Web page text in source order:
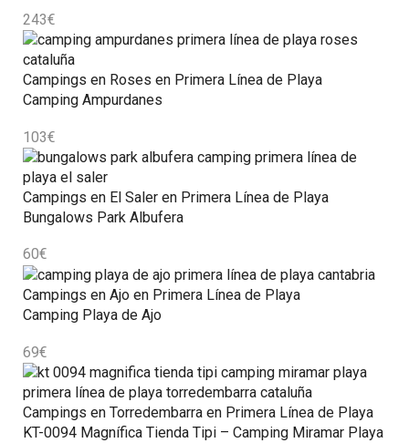
243€
Campings en Roses en Primera Línea de Playa
Camping Ampurdanes
103€
Campings en El Saler en Primera Línea de Playa
Bungalows Park Albufera
60€
Campings en Ajo en Primera Línea de Playa
Camping Playa de Ajo
69€
Campings en Torredembarra en Primera Línea de Playa
KT-0094 Magnífica Tienda Tipi – Camping Miramar Playa